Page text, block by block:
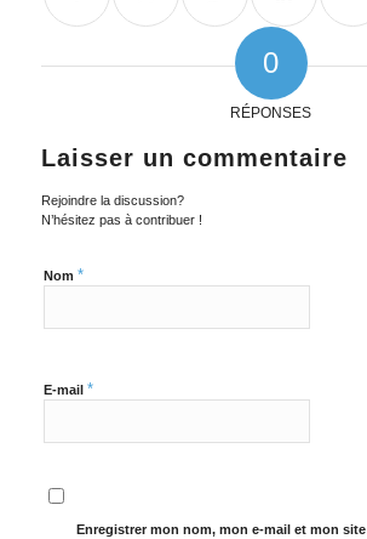
0
RÉPONSES
Laisser un commentaire
Rejoindre la discussion?
N’hésitez pas à contribuer !
Nom *
E-mail *
Enregistrer mon nom, mon e-mail et mon